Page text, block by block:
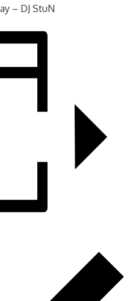
– DJ StuN